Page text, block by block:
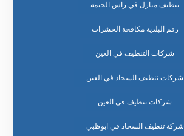
تنظيف منازل في راس الخيمة
رقم البلدية مكافحة الحشرات
شركات التنظيف في العين
شركات تنظيف السجاد في العين
شركات تنظيف في العين
شركة تنظيف السجاد في ابوظبي